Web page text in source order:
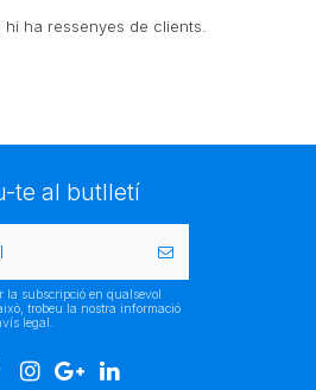
ha ressenyes de clients.
te al butlletí
la subscripció en qualsevol
trobeu la nostra informació
legal.